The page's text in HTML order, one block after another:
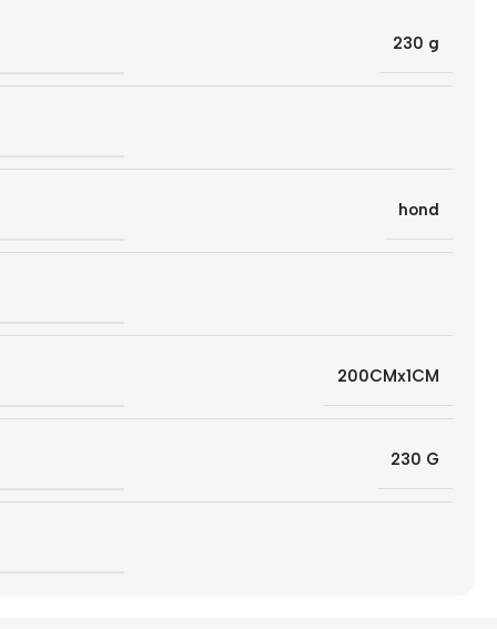
230 g
hond
200CMx1CM
230 G